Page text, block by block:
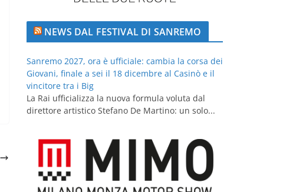
NEWS DAL FESTIVAL DI SANREMO
Sanremo 2027, ora è ufficiale: cambia la corsa dei
Giovani, finale a sei il 18 dicembre al Casinò e il
vincitore tra i Big
La Rai ufficializza la nuova formula voluta dal
direttore artistico Stefano De Martino: un solo...